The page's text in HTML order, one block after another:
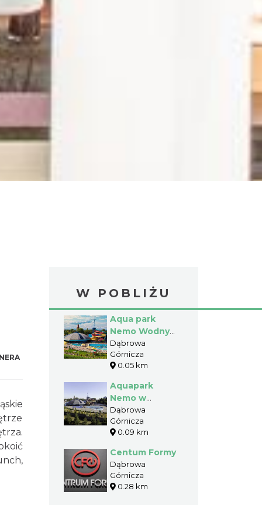
W POBLIŻU
Aqua park
Nemo Wodny
Świat
Dąbrowa
Górnicza
0.05 km
Aquapark
Nemo w
Dąbrowie
Górniczej
Dąbrowa
Górnicza
0.09 km
Centum Formy
Dąbrowa
Górnicza
0.28 km